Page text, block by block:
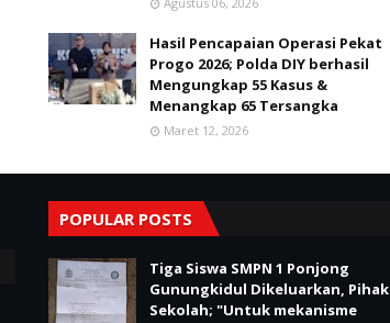
Hasil Pencapaian Operasi Pekat
Progo 2026; Polda DIY berhasil
Mengungkap 55 Kasus &
Menangkap 65 Tersangka
Maret 12, 2026
POPULAR POSTS
Tiga Siswa SMPN 1 Ponjong
Gunungkidul Dikeluarkan, Pihak
Sekolah; "Untuk mekanisme